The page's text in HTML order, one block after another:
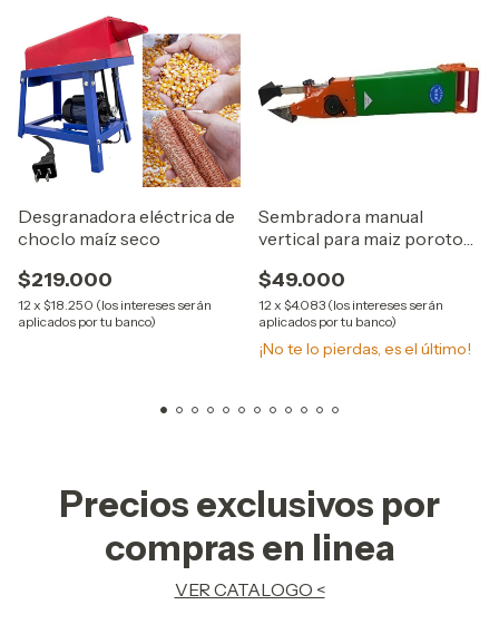
Desgranadora eléctrica de
choclo maíz seco
$219.000
12 x $18.250 (los intereses serán
aplicados por tu banco)
Sembradora manual
vertical para maiz porotos
$49.000
12 x $4.083 (los intereses serán
aplicados por tu banco)
¡No te lo pierdas, es el último!
Precios exclusivos por
compras en linea
VER CATALOGO <